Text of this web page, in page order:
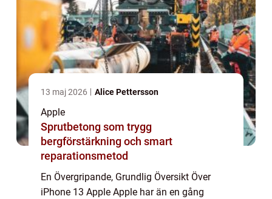
13 maj 2026 Alice Pettersson
Apple
Sprutbetong som trygg
bergförstärkning och smart
reparationsmetod
En Övergripande, Grundlig Översikt Över
iPhone 13 Apple Apple har än en gång